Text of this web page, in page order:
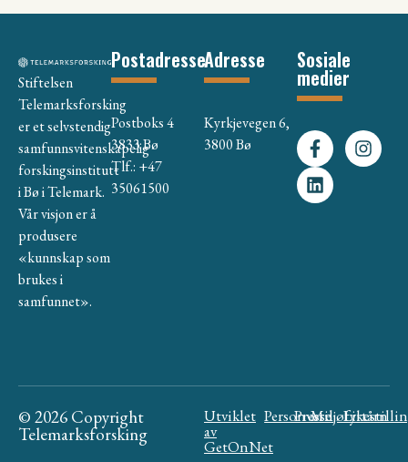
Stiftelsen
Telemarksforsking
er et selvstendig
samfunnsvitenskapelig
forskingsinstitutt
i Bø i Telemark.
Vår visjon er å
produsere
«kunnskap som
brukes i
samfunnet».
Postadresse
Postboks 4
3833 Bø
Tlf.: +47
35061500
Adresse
Kyrkjevegen 6,
3800 Bø
Sosiale
medier
© 2026 Copyright
Telemarksforsking
Utviklet
av
GetOnNet
Personvern
Presse
Miljøfyrtårn